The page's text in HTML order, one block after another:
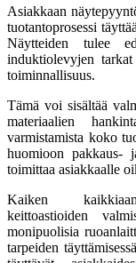
Asiakkaan
tuotantoprosessi
Näytteiden tulee
induktiolevyjen
toiminnallisuus.
Tämä voi sisältää
materiaalien
varmistamista koko
huomioon pakkaus-
toimittaa asiakkaalle
Kaiken
keittoastioiden
monipuolisia
tarpeiden